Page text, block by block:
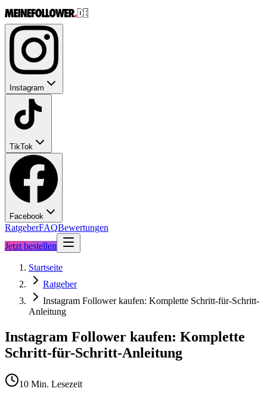
Instagram
TikTok
Facebook
RatgeberFAQBewertungen
Jetzt bestellen
Startseite
Ratgeber
Instagram Follower kaufen: Komplette Schritt-für-Schritt-
Anleitung
Instagram Follower kaufen: Komplette
Schritt-für-Schritt-Anleitung
10 Min. Lesezeit